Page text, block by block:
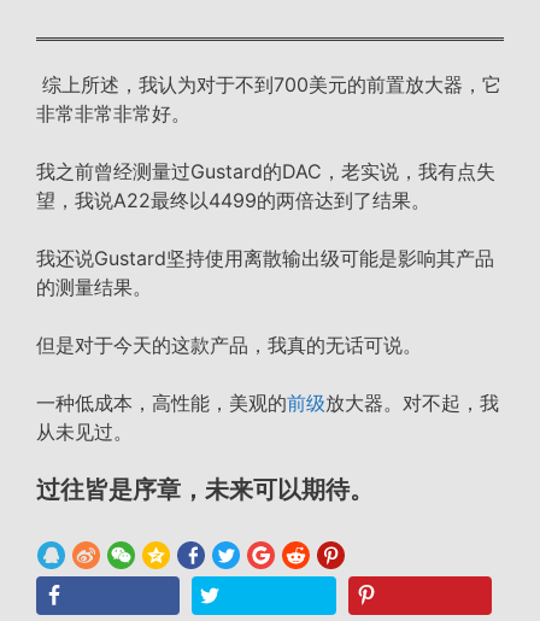
综上所述，我认为对于不到700美元的前置放大器，它
非常非常非常好。
我之前曾经测量过Gustard的DAC，老实说，我有点失
望，我说A22最终以4499的两倍达到了结果。
我还说Gustard坚持使用离散输出级可能是影响其产品
的测量结果。
但是对于今天的这款产品，我真的无话可说。
一种低成本，高性能，美观的前级放大器。对不起，我
从未见过。
过往皆是序章，未来可以期待。